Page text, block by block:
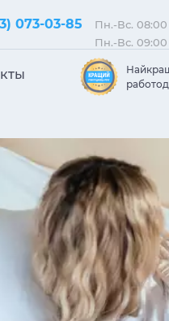
073-03-85
Пн.-Вс. 08:00
Пн.-Вс. 09:00